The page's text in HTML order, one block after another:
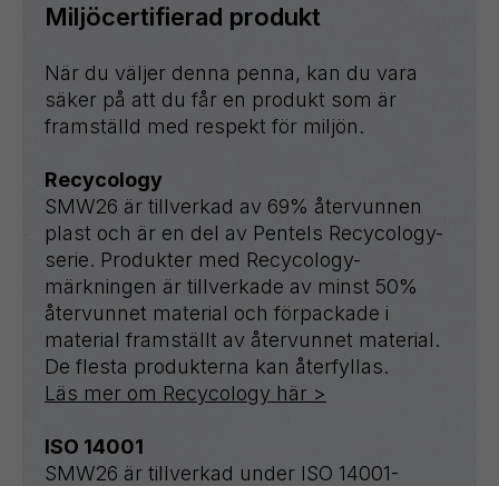
Miljöcertifierad produkt
När du väljer denna penna, kan du vara
säker på att du får en produkt som är
framställd med respekt för miljön.
Recycology
SMW26 är tillverkad av 69% återvunnen
plast och är en del av Pentels Recycology-
serie. Produkter med Recycology-
märkningen är tillverkade av minst 50%
återvunnet material och förpackade i
material framställt av återvunnet material.
De flesta produkterna kan återfyllas.
Läs mer om Recycology här >
ISO 14001
SMW26 är tillverkad under ISO 14001-